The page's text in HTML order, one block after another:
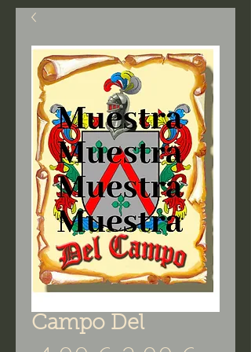
Campo Del